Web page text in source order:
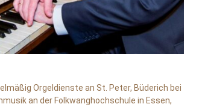
Orgeldienste an St. Peter, Büderich bei
an der Folkwanghochschule in Essen,